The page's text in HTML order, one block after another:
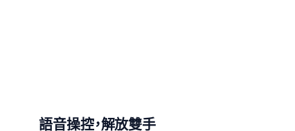
語音操控，解放雙手